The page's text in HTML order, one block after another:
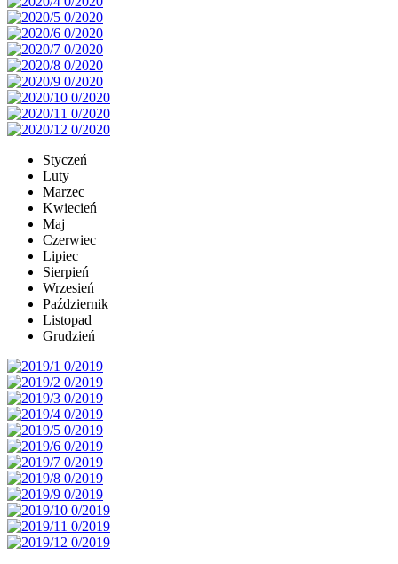
Styczeń
Luty
Marzec
Kwiecień
Maj
Czerwiec
Lipiec
Sierpień
Wrzesień
Październik
Listopad
Grudzień